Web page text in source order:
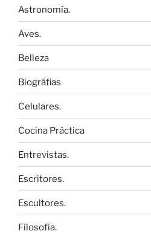
Astronomía.
Aves.
Belleza
Biográfias
Celulares.
Cocina Práctica
Entrevistas.
Escritores.
Escultores.
Filosofía.